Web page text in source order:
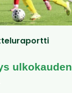
ulkokauden